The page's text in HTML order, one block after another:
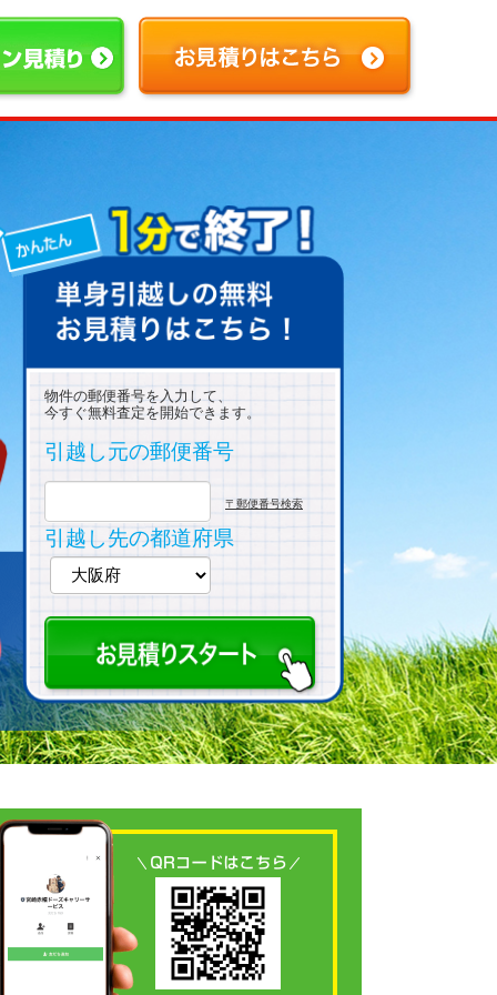
物件の郵便番号を入力して、
今すぐ無料査定を開始できます。
引越し元の郵便番号
〒郵便番号検索
引越し先の都道府県